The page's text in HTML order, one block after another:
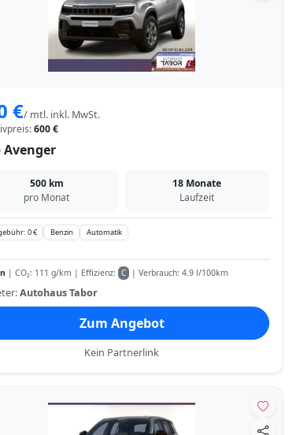
€/ mtl. inkl. MwSt.
600 €
Avenger
500 km
pro Monat
18 Monate
Laufzeit
0 € Benzin Automatik
| CO₂: 111 g/km | Effizienz: C | Verbrauch: 4.9 l/100km
Autohaus Tabor
Zum Angebot
Kein Partnerlink